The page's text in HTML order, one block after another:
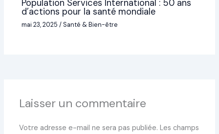
Population Services International : 50 ans
d’actions pour la santé mondiale
mai 23, 2025/Santé & Bien-être
Laisser un commentaire
Votre adresse e-mail ne sera pas publiée. Les champs